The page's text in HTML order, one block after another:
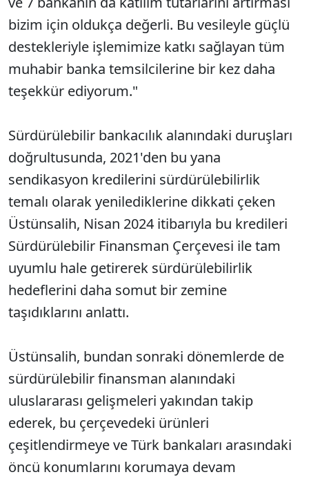
bizim için oldukça değerli. Bu vesileyle güçlü
destekleriyle işlemimize katkı sağlayan tüm
muhabir banka temsilcilerine bir kez daha
teşekkür ediyorum."
Sürdürülebilir bankacılık alanındaki duruşları
doğrultusunda, 2021'den bu yana
sendikasyon kredilerini sürdürülebilirlik
temalı olarak yenilediklerine dikkati çeken
Üstünsalih, Nisan 2024 itibarıyla bu kredileri
Sürdürülebilir Finansman Çerçevesi ile tam
uyumlu hale getirerek sürdürülebilirlik
hedeflerini daha somut bir zemine
taşıdıklarını anlattı.
Üstünsalih, bundan sonraki dönemlerde de
sürdürülebilir finansman alanındaki
uluslararası gelişmeleri yakından takip
ederek, bu çerçevedeki ürünleri
çeşitlendirmeye ve Türk bankaları arasındaki
öncü konumlarını korumaya devam